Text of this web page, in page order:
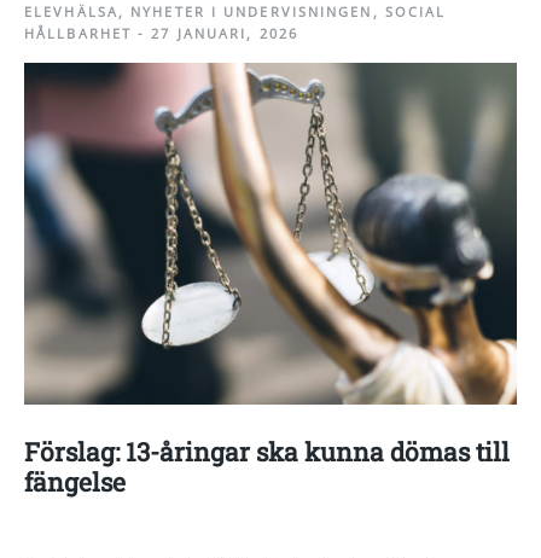
ELEVHÄLSA, NYHETER I UNDERVISNINGEN , SOCIAL
HÅLLBARHET -27 JANUARI, 2026
Förslag: 13-åringar ska kunna dömas till
fängelse